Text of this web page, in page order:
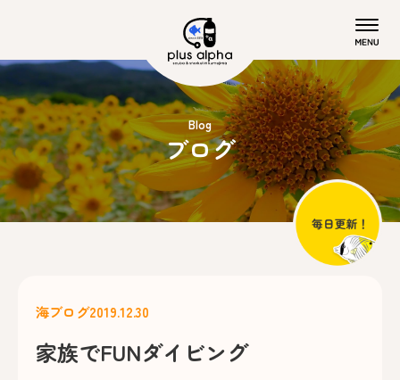
Blog
ブログ
海ブログ2019.12.30
家族でFUNダイビング